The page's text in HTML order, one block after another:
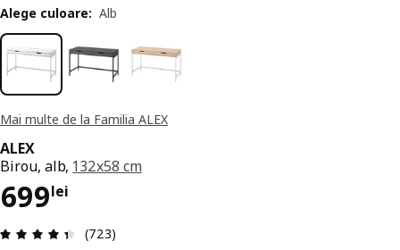
Mai multe de la Familia ALEX
ALEX
Birou, alb, 132x58 cm
699lei
Preț 699lei
Prezentare generală: 4.4 din 5 stele Total
(723)
Alege culoare: Alb